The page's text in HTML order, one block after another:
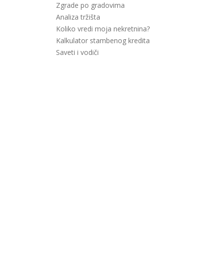
Zgrade po gradovima
Analiza tržišta
Koliko vredi moja nekretnina?
Kalkulator stambenog kredita
Saveti i vodiči